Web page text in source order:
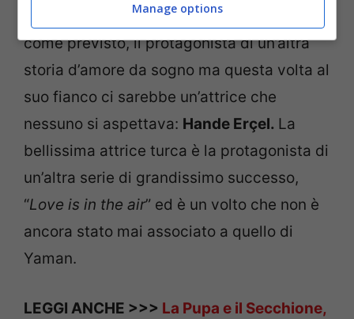
di tanti telespettatori.Can Yaman
come previsto, il protagonista di un’altra
storia d’amore da sogno ma questa volta al
suo fianco ci sarebbe un’attrice che
nessuno si aspettava: Hande Erçel. La
bellissima attrice turca è la protagonista di
un’altra serie di grandissimo successo,
“Love is in the air” ed è un volto che non è
ancora stato mai associato a quello di
Yaman.
LEGGI ANCHE >>> La Pupa e il Secchione,
Manage options